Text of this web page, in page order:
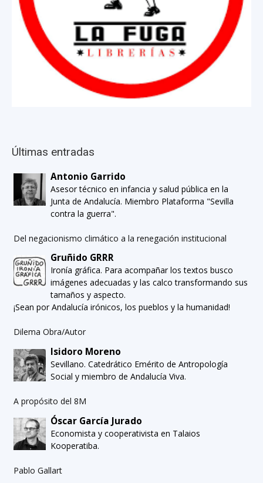
Últimas entradas
Antonio Garrido
Asesor técnico en infancia y salud pública en la
Junta de Andalucía. Miembro Plataforma "Sevilla
contra la guerra".
Del negacionismo climático a la renegación institucional
Gruñido GRRR
Ironía gráfica. Para acompañar los textos busco
imágenes adecuadas y las calco transformando sus
tamaños y aspecto.
¡Sean por Andalucía irónicos, los pueblos y la humanidad!
Dilema Obra/Autor
Isidoro Moreno
Sevillano. Catedrático Emérito de Antropología
Social y miembro de Andalucía Viva.
A propósito del 8M
Óscar García Jurado
Economista y cooperativista en Talaios
Kooperatiba.
Pablo Gallart